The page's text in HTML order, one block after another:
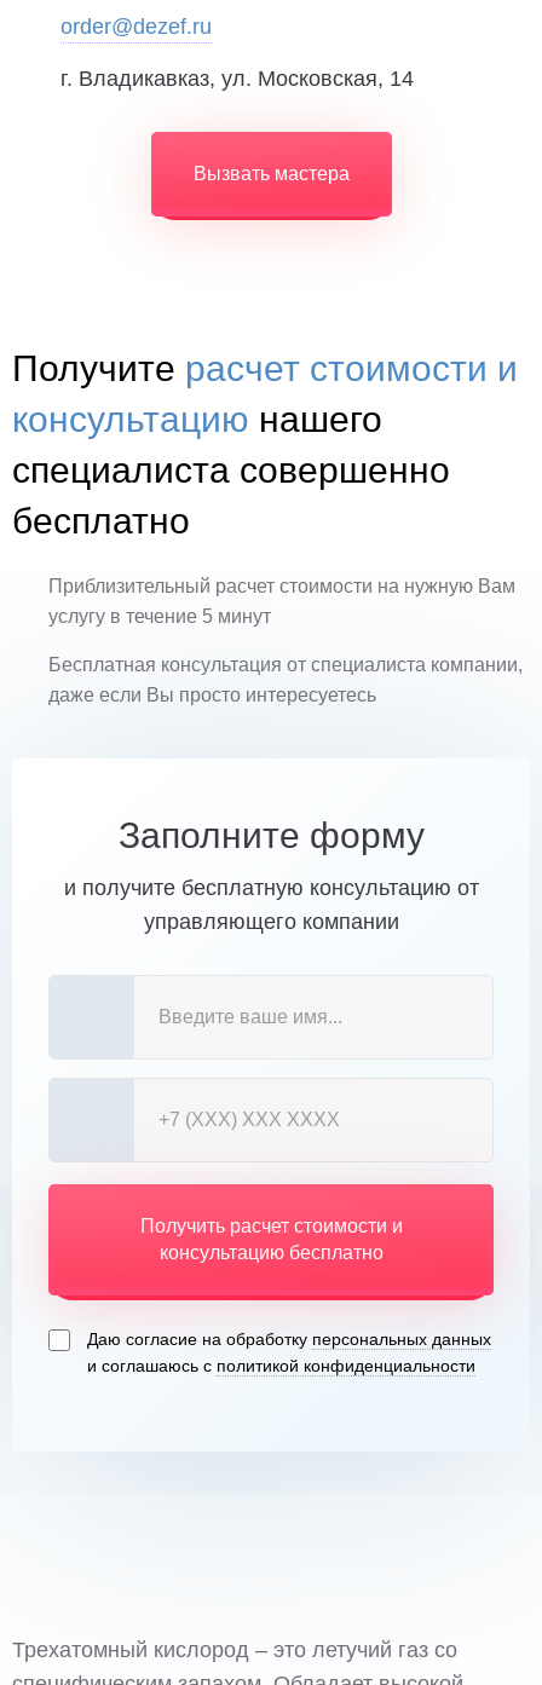
order@dezef.ru
г. Владикавказ, ул. Московская, 14
Вызвать мастера
Получите расчет стоимости и
консультацию нашего
специалиста совершенно
бесплатно
Приблизительный расчет стоимости на нужную Вам
услугу в течение 5 минут
Бесплатная консультация от специалиста компании,
даже если Вы просто интересуетесь
Заполните форму
и получите бесплатную консультацию от
управляющего компании
Получить расчет стоимости и
консультацию бесплатно
Даю согласие на обработку персональных данных
и соглашаюсь с политикой конфиденциальности
Трехатомный кислород – это летучий газ со